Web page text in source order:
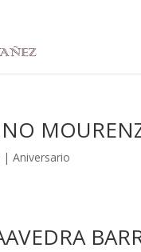
|Aniversario